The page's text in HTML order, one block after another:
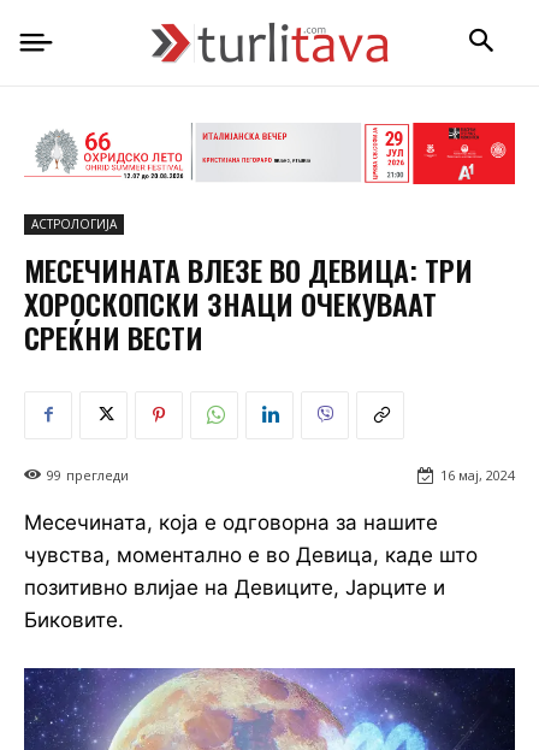
АСТРОЛОГИЈА
МЕСЕЧИНАТА ВЛЕЗЕ ВО ДЕВИЦА: ТРИ
ХОРОСКОПСКИ ЗНАЦИ ОЧЕКУВААТ
СРЕЌНИ ВЕСТИ
16 мај, 2024
99 прегледи
Месечината, која е одговорна за нашите
чувства, моментално е во Девица, каде што
позитивно влијае на Девиците, Јарците и
Биковите.